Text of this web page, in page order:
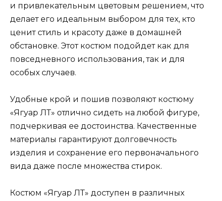
и привлекательным цветовым решением, что
делает его идеальным выбором для тех, кто
ценит стиль и красоту даже в домашней
обстановке. Этот костюм подойдет как для
повседневного использования, так и для
особых случаев.
Удобные крой и пошив позволяют костюму
«Ягуар ЛТ» отлично сидеть на любой фигуре,
подчеркивая ее достоинства. Качественные
материалы гарантируют долговечность
изделия и сохранение его первоначального
вида даже после множества стирок.
Костюм «Ягуар ЛТ» доступен в различных